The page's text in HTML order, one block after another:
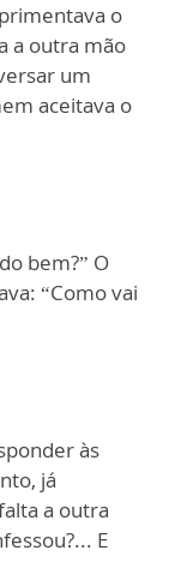
o
a outra mão
um
aceitava o
bem?” O
“Como vai
às
já
a outra
E